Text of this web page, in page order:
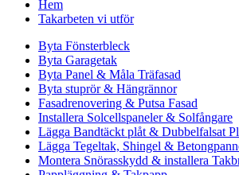
Hem
Takarbeten vi utför
Byta Fönsterbleck
Byta Garagetak
Byta Panel & Måla Träfasad
Byta stuprör & Hängrännor
Fasadrenovering & Putsa Fasad
Installera Solcellspaneler & Solfångare
Lägga Bandtäckt plåt & Dubbelfalsat
Lägga Tegeltak, Shingel &
Montera Snörasskydd & installera